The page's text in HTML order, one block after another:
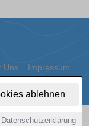
ablehnen
Datenschutzerklärung
Uns Impressum
by: 1a-sites-autos